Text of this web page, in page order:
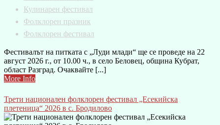
Кулинарен фестивал
Фолклорен празник
Фолклорен фестивал
Фестивалът на питката с „Луди млади“ ще се проведе на 22
август 2026 г., от 10.00 ч., в село Беловец, община Кубрат,
област Разград. Очаквайте [...]
More Info
Трети национален фолклорен фестивал „Есекийска
плетеница“ 2026 в с. Бродилово